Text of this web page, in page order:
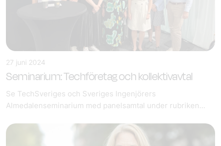
27 juni 2024
Seminarium: Techföretag och kollektivavtal
Se TechSveriges och Sveriges Ingenjörers
Almedalenseminarium med panelsamtal under rubriken...